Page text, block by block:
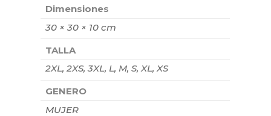
Dimensiones
30 × 30 × 10 cm
TALLA
2XL, 2XS, 3XL, L, M, S, XL, XS
GENERO
MUJER